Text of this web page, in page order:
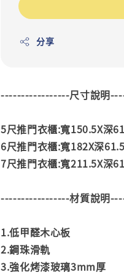
分享
-----------------尺寸說明
5尺推門衣櫃:寬150.5X深
6尺推門衣櫃:寬182X深
7尺推門衣櫃:寬211.5X深
-----------------材質說明
1.低甲醛木心板
2.鋼珠滑軌
3.強化烤漆玻璃3mm厚